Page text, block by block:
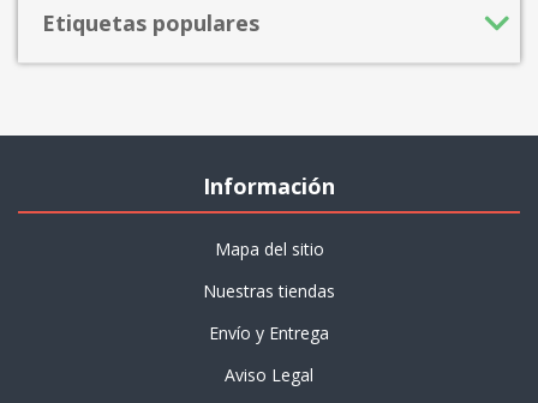
Etiquetas populares
Información
Mapa del sitio
Nuestras tiendas
Envío y Entrega
Aviso Legal